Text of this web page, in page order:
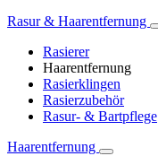
Rasur & Haarentfernung
Rasierer
Haarentfernung
Rasierklingen
Rasierzubehör
Rasur- & Bartpflege
Haarentfernung